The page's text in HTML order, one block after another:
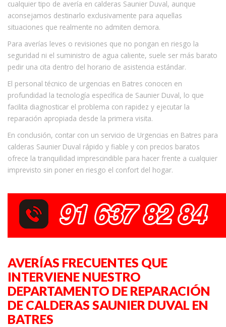
cualquier tipo de avería en calderas Saunier Duval, aunque
aconsejamos destinarlo exclusivamente para aquellas
situaciones que realmente no admiten demora.
Para averías leves o revisiones que no pongan en riesgo la
seguridad ni el suministro de agua caliente, suele ser más barato
pedir una cita dentro del horario de asistencia estándar.
El personal técnico de urgencias en Batres conocen en
profundidad la tecnología específica de Saunier Duval, lo que
facilita diagnosticar el problema con rapidez y ejecutar la
reparación apropiada desde la primera visita.
En conclusión, contar con un servicio de Urgencias en Batres para
calderas Saunier Duval rápido y fiable y con precios baratos
ofrece la tranquilidad imprescindible para hacer frente a cualquier
imprevisto sin poner en riesgo el confort del hogar.
AVERÍAS FRECUENTES QUE
INTERVIENE NUESTRO
DEPARTAMENTO DE REPARACIÓN
DE CALDERAS SAUNIER DUVAL EN
BATRES